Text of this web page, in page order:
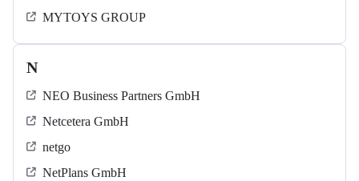
MYTOYS GROUP
N
NEO Business Partners GmbH
Netcetera GmbH
netgo
NetPlans GmbH